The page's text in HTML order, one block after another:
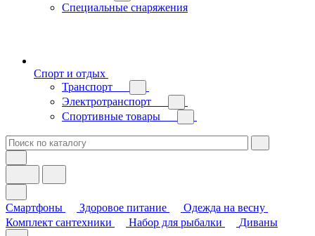
Специальные снаряжения
Спорт и отдых
Транспорт
Электротранспорт
Спортивные товары
Смартфоны Здоровое питание
Одежда на весну
Комплект сантехники
Набор для рыбалки Диваны